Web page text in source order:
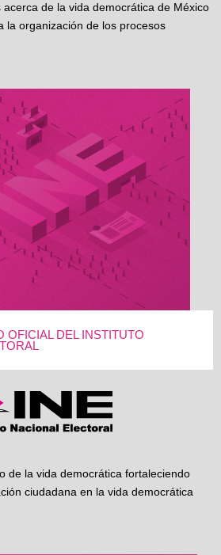
acerca de la vida democrática de México
la organización de los procesos
OFICIAL DEL INSTITUTO
de la vida democrática fortaleciendo
ciudadana en la vida democrática